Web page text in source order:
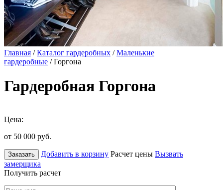
Главная /Каталог гардеробных /Маленькие
гардеробные / Горгона
Гардеробная Горгона
Цена:
от 50 000 руб.
Заказать Добавить в корзину Расчет цены Вызвать
замерщика
Получить расчет